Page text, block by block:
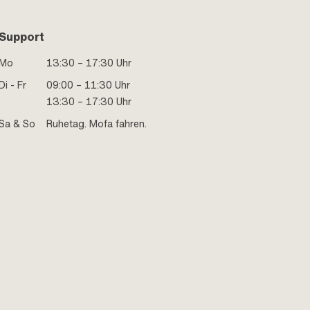
13:30 – 17:30 Uhr
- Fr
09:00 – 11:30 Uhr
13:30 – 17:30 Uhr
& So
Ruhetag. Mofa fahren.